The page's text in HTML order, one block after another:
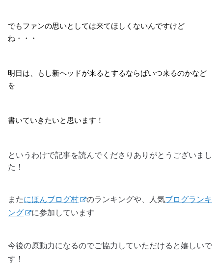
でもファンの思いとしては来てほしくないんですけど
ね・・・
明日は、もし新ヘッドが来るとするならばいつ来るのかなど
を
書いていきたいと思います！
というわけで記事を読んでくださりありがとうございまし
た！
またにほんブログ村 のランキングや、人気ブログランキ
ング
に参加しています
今後の原動力になるのでご協力していただけると嬉しいで
す！